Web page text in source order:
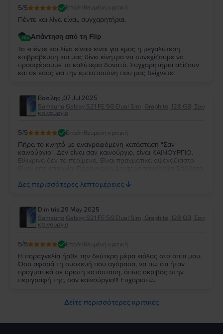
5/5 Επαληθευμένη κριτική
Πέντε και λίγα είναι, συγχαρητήρια.
Απάντηση από τη Flip
Το «πέντε και λίγα είναι» είναι για εμάς η μεγαλύτερη
επιβράβευση και μας δίνει κίνητρο να συνεχίζουμε να
προσφέρουμε το καλύτερο δυνατό. Συγχαρητήρια αξίζουν
και σε εσάς για την εμπιστοσύνη που μας δείχνετε!
Βασίλης ,07 Jul 2025
Samsung Galaxy S21 FE 5G Dual Sim, Graphite, 128 GB, Σαν
καινούργιο
5/5 Επαληθευμένη κριτική
Πήρα το κινητό με αναγραφόμενη κατάσταση "Σαν
καινούργιο". Δεν είναι σαν καινούργιο, είναι ΚΑΙΝΟΥΡΓΙΟ.
Ειλικρινά δεν το περίμενα. Είναι πραγματικά αψεγάδιαστο.
κατάσταση του κινητού. Σε τέτοια τιμή....
Δες περισσότερες λεπτομέρειες
Dimitris,29 May 2025
Samsung Galaxy S21 FE 5G Dual Sim, Graphite, 128 GB, Σαν
καινούργιο
5/5 Επαληθευμένη κριτική
Η παραγγελία ήρθε την δεύτερη μέρα κιόλας στο σπίτι μου.
Όσο αφορά τη συσκευή που αγόρασα, να πω ότι ήταν
πραγματικά σε άριστη κατάσταση, όπως ακριβός στην
περιγραφή της, σαν καινούργιο!!! Ευχαριστώ.
Δείτε περισσότερες κριτικές